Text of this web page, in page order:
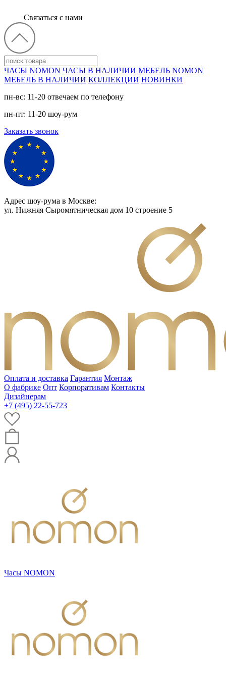
Связаться с нами
ЧАСЫ NOMON ЧАСЫ В НАЛИЧИИ МЕБЕЛЬ NOMON
МЕБЕЛЬ В НАЛИЧИИ КОЛЛЕКЦИИ НОВИНКИ
пн-вс: 11-20 отвечаем по телефону
пн-пт: 11-20 шоу-рум
Заказать звонок
Адрес шоу-рума в Москве:
ул. Нижняя Сыромятническая дом 10 cтроение 5
Оплата и доставка Гарантия Монтаж
О фабрике Опт Корпоративам Контакты
Дизайнерам
+7 (495) 22-55-723
Часы NOMON